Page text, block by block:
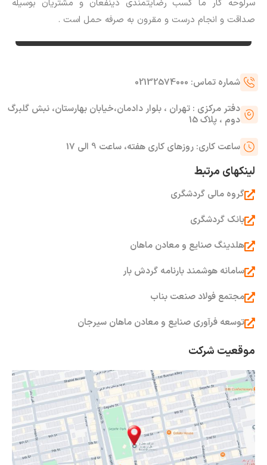
سرلوحه کار ما کسب رضایتمندی ذینفعان و مشتریان بوسیله
صداقت و انجام درست و مقرون به صرفه حمل است .
شماره تماس: 02132574000
دفتر مرکزی : تهران ، بلوار دادمان،خیابان بهارستان، نبش گلبرگ
دوم ، پلاک 15
ساعت کاری: روزهای کاری هفته، ساعت 9 الی 17
لینکهای مرتبط
گروه مالی گردشگری
بانک گردشگری
هلدینگ صنایع و معادن ماهان
سامانه هوشمند بارنامه گردش بار
مجتمع فولاد صنعت بناب
توسعه فرآوری صنایع و معادن ماهان سیرجان
موقعیت شرکت